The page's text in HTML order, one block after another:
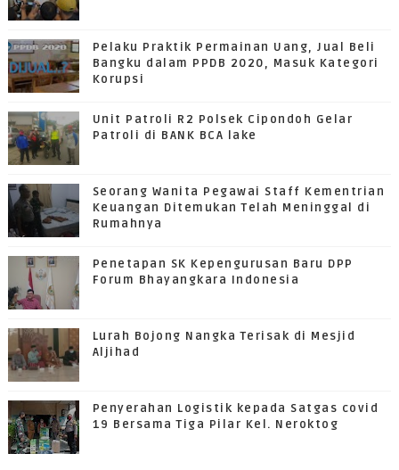
Pelaku Praktik Permainan Uang, Jual Beli
Bangku dalam PPDB 2020, Masuk Kategori
Korupsi
Unit Patroli R2 Polsek Cipondoh Gelar
Patroli di BANK BCA lake
Seorang Wanita Pegawai Staff Kementrian
Keuangan Ditemukan Telah Meninggal di
Rumahnya
Penetapan SK Kepengurusan Baru DPP
Forum Bhayangkara Indonesia
Lurah Bojong Nangka Terisak di Mesjid
Aljihad
Penyerahan Logistik kepada Satgas covid
19 Bersama Tiga Pilar Kel. Neroktog